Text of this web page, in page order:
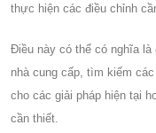
thực hiện các điều chỉnh
Điều này có thể có nghĩa
nhà cung cấp, tìm kiếm
cho các giải pháp hiện tại
cần thiết.